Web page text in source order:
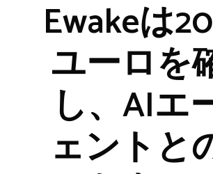
Ewakeは
ユーロを
し、AIエ
ェントと